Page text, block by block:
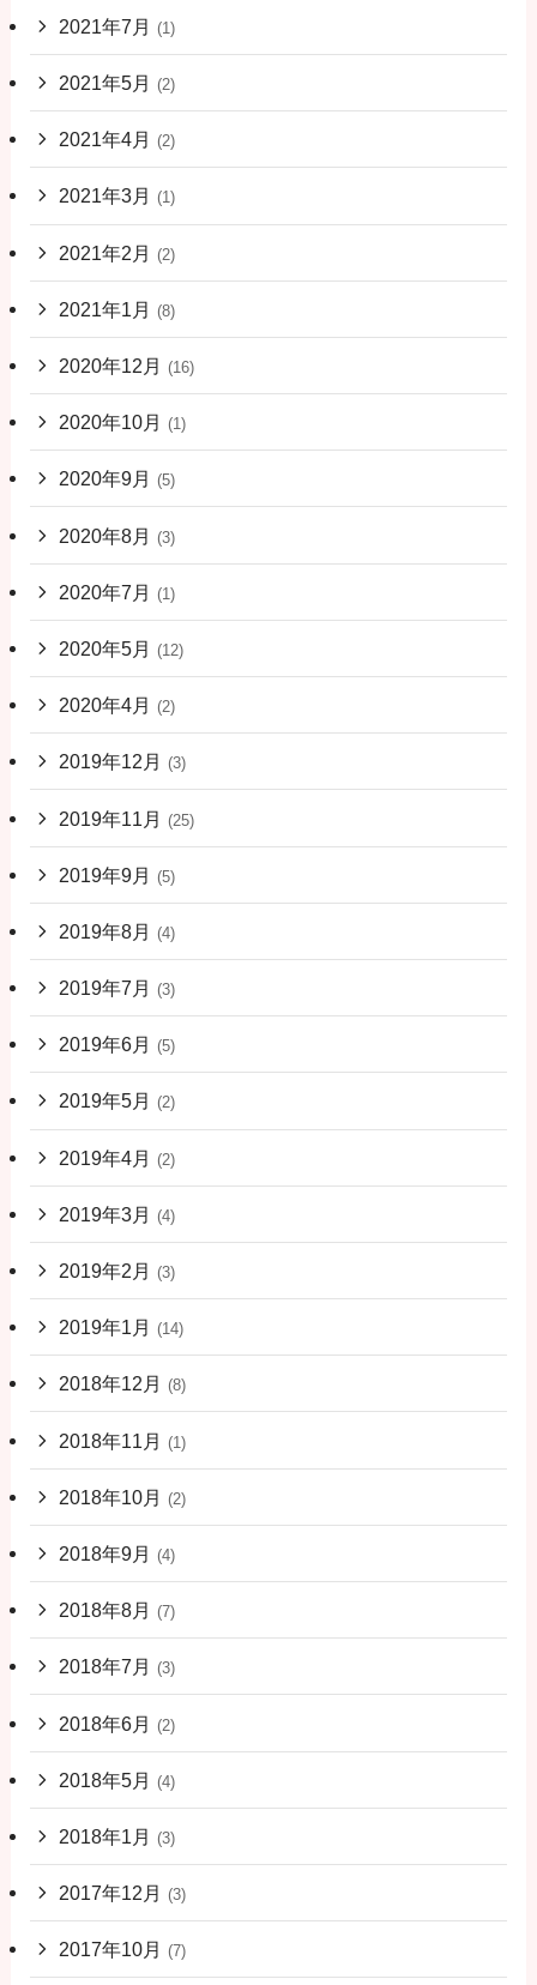
2021年7月 (1)
2021年5月 (2)
2021年4月 (2)
2021年3月 (1)
2021年2月 (2)
2021年1月 (8)
2020年12月 (16)
2020年10月 (1)
2020年9月 (5)
2020年8月 (3)
2020年7月 (1)
2020年5月 (12)
2020年4月 (2)
2019年12月 (3)
2019年11月 (25)
2019年9月 (5)
2019年8月 (4)
2019年7月 (3)
2019年6月 (5)
2019年5月 (2)
2019年4月 (2)
2019年3月 (4)
2019年2月 (3)
2019年1月 (14)
2018年12月 (8)
2018年11月 (1)
2018年10月 (2)
2018年9月 (4)
2018年8月 (7)
2018年7月 (3)
2018年6月 (2)
2018年5月 (4)
2018年1月 (3)
2017年12月 (3)
2017年10月 (7)